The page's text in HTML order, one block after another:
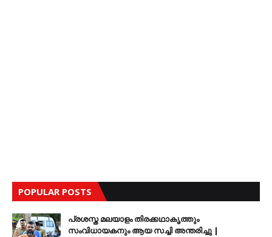
POPULAR POSTS
പ്രശസ്ത മലയാളം തിരക്കഥാകൃത്തും
സംവിധായകനും ആയ സച്ചി അന്തരിച്ചു |